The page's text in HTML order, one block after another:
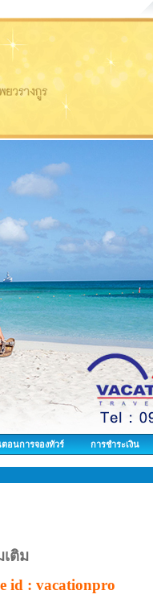
อนการจองทัวร์ การชำระเงิน
เติม
id : vacationpro